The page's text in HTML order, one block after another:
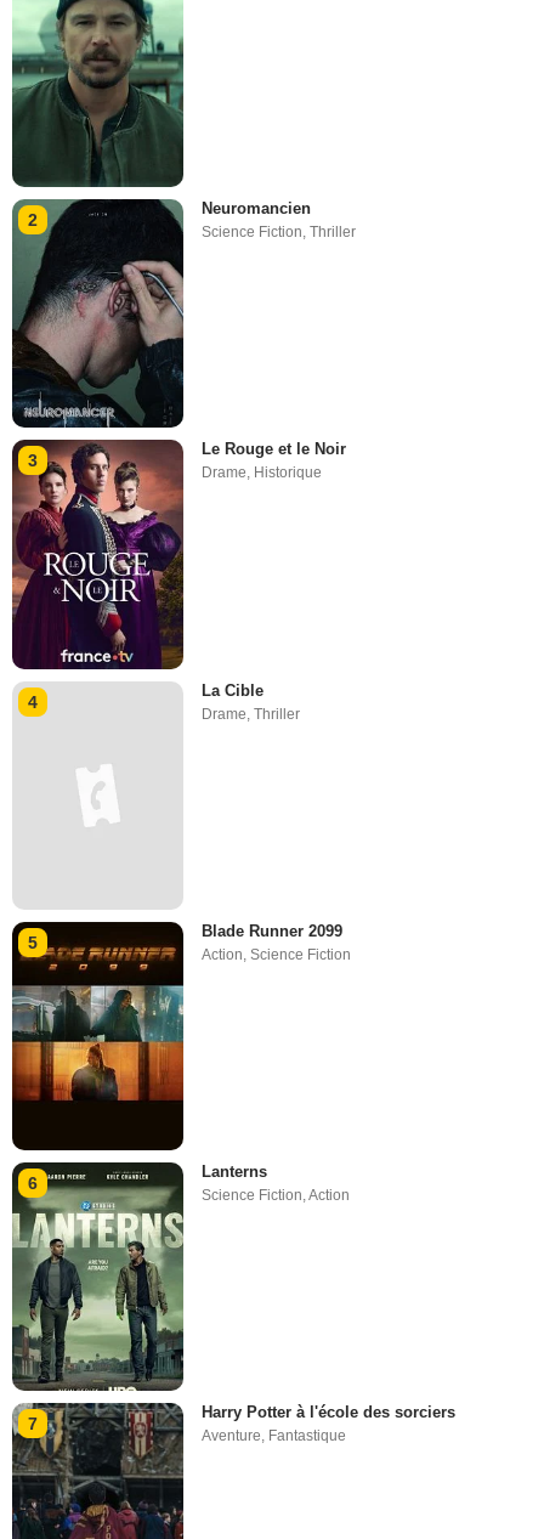
2
Neuromancien
Science Fiction,Thriller
3
Le Rouge et le Noir
Drame, Historique
4
La Cible
Drame ,Thriller
5
Blade Runner 2099
Action,Science Fiction
6
Lanterns
Science Fiction,Action
7
Harry Potter à l'école des sorciers
Aventure, Fantastique